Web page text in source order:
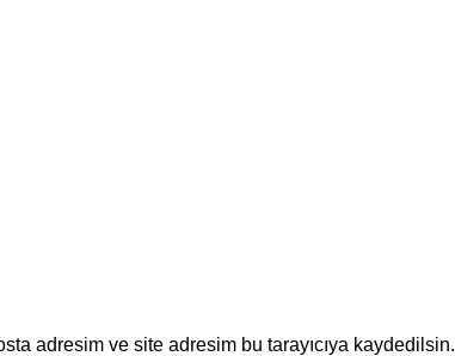
adresim ve site adresim bu tarayıcıya kaydedilsin.